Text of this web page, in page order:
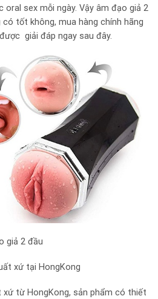
oral sex mỗi ngày. Vậy âm đạo giả 2
tốt không, mua hàng chính hãng
giải đáp ngay sau đây.
giả 2 đầu
xứ tại HongKong
từ HongKong, sản phẩm có thiết